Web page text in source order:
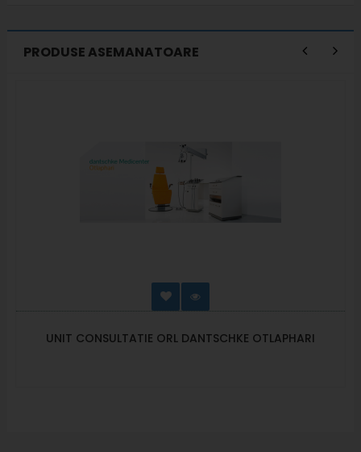
PRODUSE ASEMANATOARE
UNIT CONSULTATIE ORL DANTSCHKE OTLAPHARI